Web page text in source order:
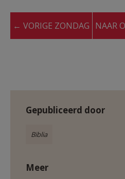
← VORIGE ZONDAG NAAR
Gepubliceerd door
Biblia
Meer